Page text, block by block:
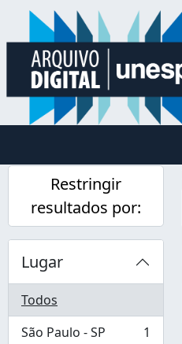
Skip to main content
Restringir
resultados por:
Lugar
Todos
São Paulo - SP
, 1 resultados
1